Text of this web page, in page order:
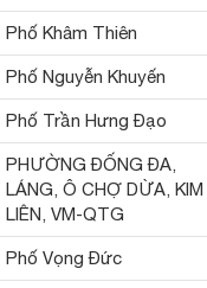
Phố Khâm Thiên
Phố Nguyễn Khuyến
Phố Trần Hưng Đạo
PHƯỜNG ĐỐNG ĐA,
LÁNG, Ô CHỢ DỪA, KIM
LIÊN, VM-QTG
Phố Vọng Đức